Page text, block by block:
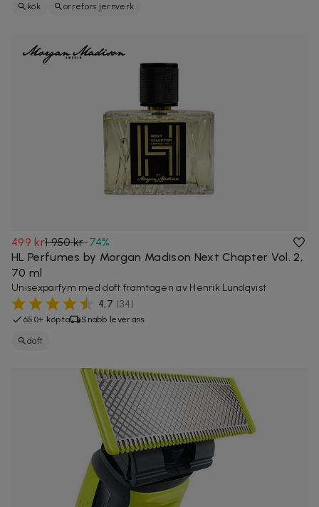
kök orrefors jernverk
499 kr1 950 kr-74%
HL Perfumes by Morgan Madison Next Chapter Vol. 2,
70 ml
Unisexparfym med doft framtagen av Henrik Lundqvist
4,7 (34)
650+ köpta Snabb leverans
doft